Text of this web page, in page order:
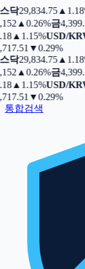
닥29,834.75▲
▲0.26%금
▲ 1.15%USD/
▼0.29%
닥29,834.75▲
▲0.26%금
▲ 1.15%USD/
▼0.29%
통합검색